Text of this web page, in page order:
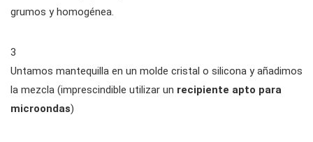
grumos y homogénea.
3
Untamos mantequilla en un molde cristal o silicona y añadimos
la mezcla (imprescindible utilizar un recipiente apto para
microondas)